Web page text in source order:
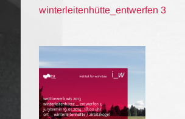
winterleitenhütte_entwerfen 3